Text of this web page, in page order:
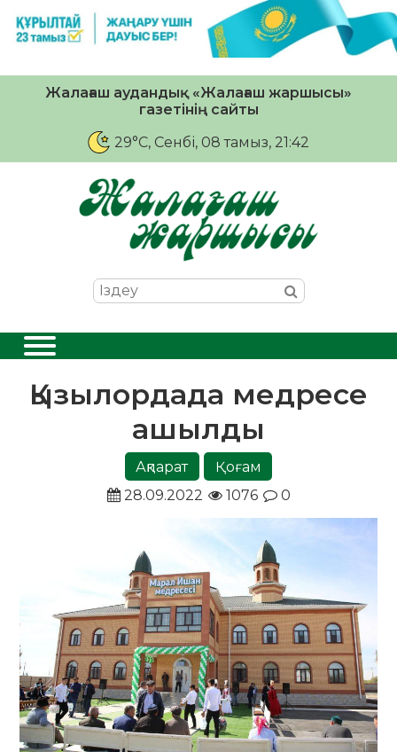
Жалағаш аудандық «Жалағаш жаршысы»
газетінің сайты
29°C, Сенбі, 08 тамыз, 21:42
Қызылордада медресе
ашылды
Ақпарат
Қоғам
28.09.2022
1076 0